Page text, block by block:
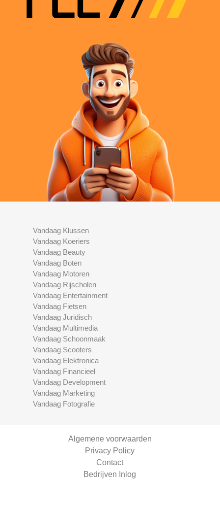
Vandaag Klussen
Vandaag Koeriers
Vandaag Beauty
Vandaag Boten
Vandaag Motoren
Vandaag Rijscholen
Vandaag Entertainment
Vandaag Fietsen
Vandaag Juridisch
Vandaag Multimedia
Vandaag Schoonmaak
Vandaag Scooters
Vandaag Elektronica
Vandaag Financieel
Vandaag Development
Vandaag Marketing
Vandaag Fotografie
Algemene voorwaarden
Privacy Policy
Contact
Bedrijven Inlog